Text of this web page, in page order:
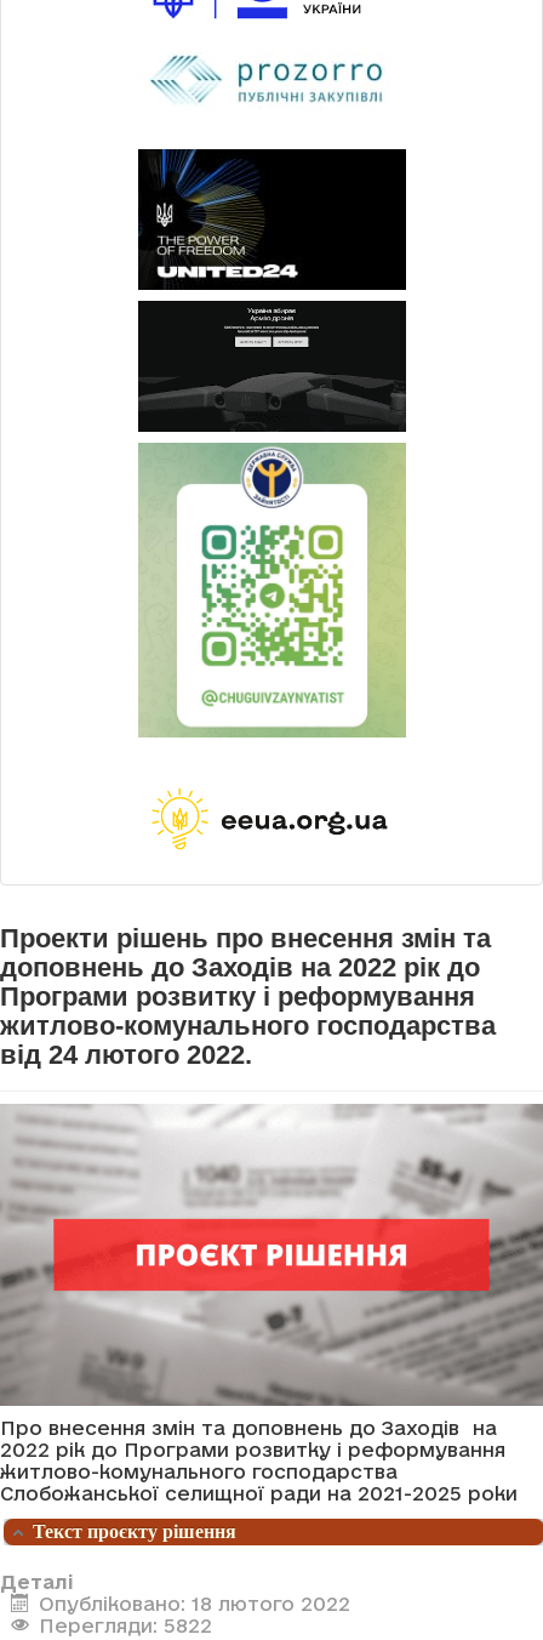
Проекти рішень про внесення змін та
доповнень до Заходів на 2022 рік до
Програми розвитку і реформування
житлово-комунального господарства
від 24 лютого 2022.
Про внесення змін та доповнень до Заходів на
2022 рік до Програми розвитку і реформування
житлово-комунального господарства
Слобожанської селищної ради на 2021-2025 роки
Текст проєкту рішення
Деталі
Опубліковано: 18 лютого 2022
Перегляди: 5822